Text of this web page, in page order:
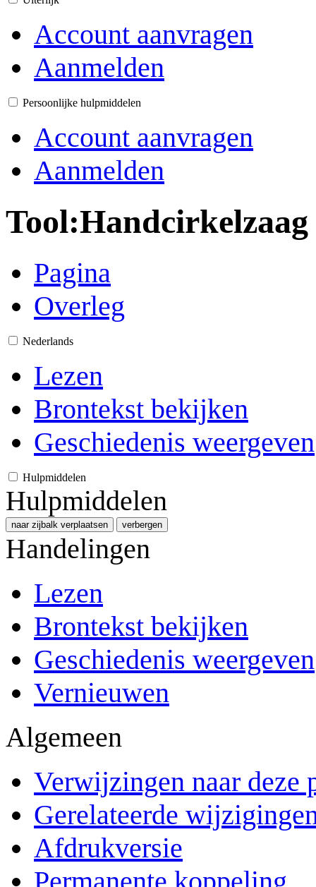
Account aanvragen
Aanmelden
Persoonlijke hulpmiddelen
Account aanvragen
Aanmelden
Tool:Handcirkelzaag
Pagina
Overleg
Nederlands
Lezen
Brontekst bekijken
Geschiedenis weergeven
Hulpmiddelen
Hulpmiddelen
naar zijbalk verplaatsen verbergen
Handelingen
Lezen
Brontekst bekijken
Geschiedenis weergeven
Vernieuwen
Algemeen
Verwijzingen naar deze
Gerelateerde
Afdrukversie